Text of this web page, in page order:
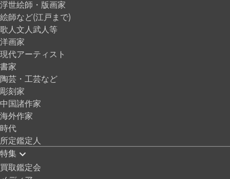
浮世絵師・版画家
絵師など(江戸まで)
歌人文人武人等
洋画家
現代アーティスト
書家
陶芸・工芸など
彫刻家
中国諸作家
海外作家
時代
所定鑑定人
特集
買取鑑定会